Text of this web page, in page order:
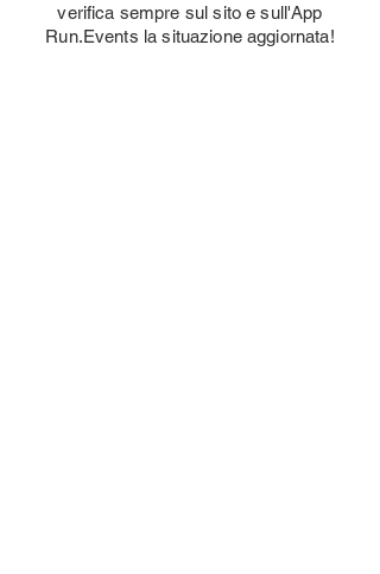
verifica sempre sul sito e sull'App
Run.Events la situazione aggiornata!